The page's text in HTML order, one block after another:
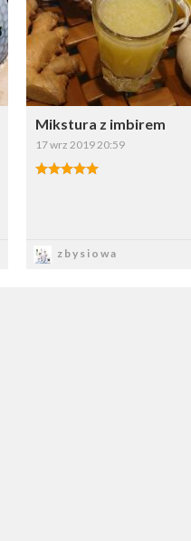
Mikstura z imbirem
17 wrz 2019 20:59
zbysiowa
Wybierz